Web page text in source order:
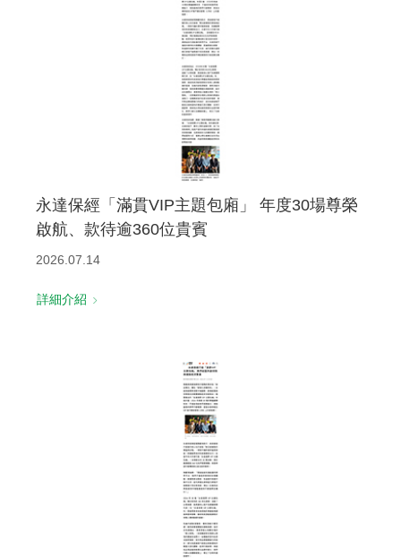
永達保經「滿貫VIP主題包廂」 年度30場尊榮
啟航、款待逾360位貴賓
2026.07.14
詳細介紹